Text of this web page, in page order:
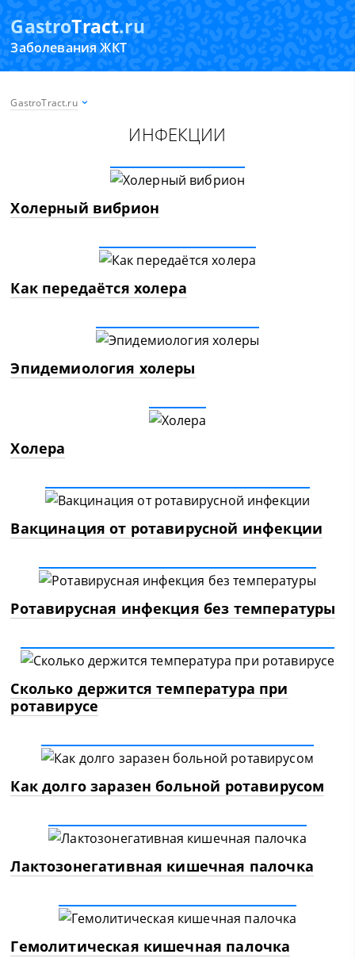
GastroTract.ru
Заболевания ЖКТ
GastroTract.ru
ИНФЕКЦИИ
Холерный вибрион
Как передаётся холера
Эпидемиология холеры
Холера
Вакцинация от ротавирусной инфекции
Ротавирусная инфекция без температуры
Сколько держится температура при
ротавирусе
Как долго заразен больной ротавирусом
Лактозонегативная кишечная палочка
Гемолитическая кишечная палочка